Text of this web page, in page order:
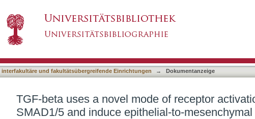
transition
interfakultäre und fakultätsübergreifende Einrichtungen → Dokumentanzeige
TGF-beta uses a novel mode of receptor
SMAD1/5 and induce epithelial-to-